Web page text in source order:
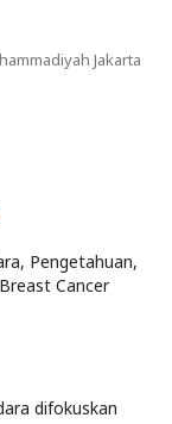
Jakarta
Pengetahuan,
Cancer
difokuskan